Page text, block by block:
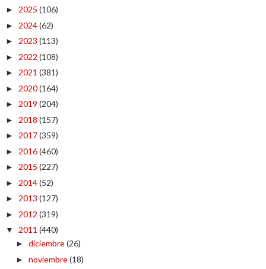
► 2025 (106)
► 2024(62)
► 2023 (113)
► 2022 (108)
► 2021 (381)
► 2020(164)
► 2019 (204)
► 2018 (157)
► 2017(359)
► 2016(460)
► 2015 (227)
► 2014(52)
► 2013 (127)
► 2012 (319)
▼ 2011 (440)
► diciembre(26)
► noviembre(18)